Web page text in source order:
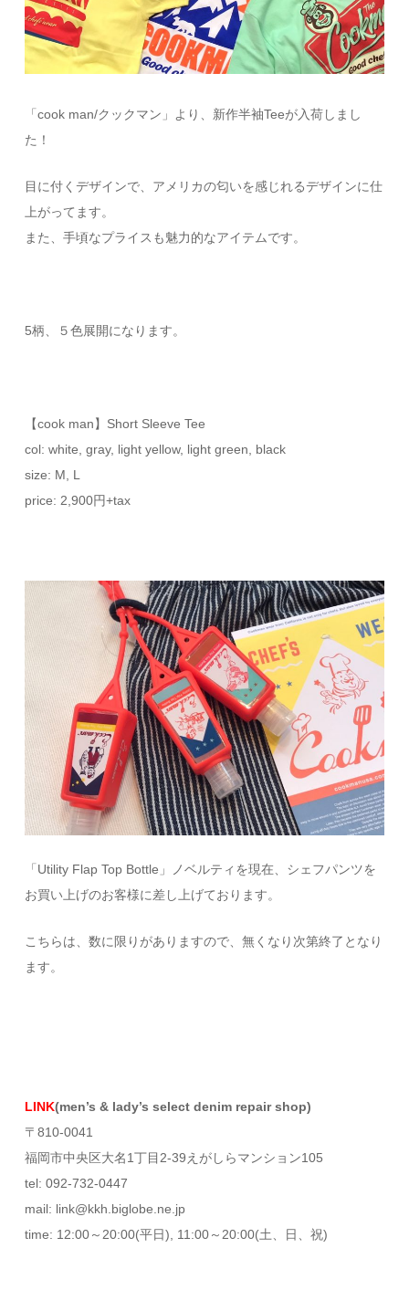
「cook man/クックマン」より、新作半袖Teeが入荷しまし
た！
目に付くデザインで、アメリカの匂いを感じれるデザインに仕
上がってます。
また、手頃なプライスも魅力的なアイテムです。
5柄、５色展開になります。
【cook man】Short Sleeve Tee
col: white, gray, light yellow, light green, black
size: M, L
price: 2,900円+tax
「Utility Flap Top Bottle」ノベルティを現在、シェフパンツを
お買い上げのお客様に差し上げております。
こちらは、数に限りがありますので、無くなり次第終了となり
ます。
LINK(men’s & lady’s select denim repair shop)
〒810-0041
福岡市中央区大名1丁目2-39えがしらマンション105
tel: 092-732-0447
mail: link@kkh.biglobe.ne.jp
time: 12:00～20:00(平日), 11:00～20:00(土、日、祝)